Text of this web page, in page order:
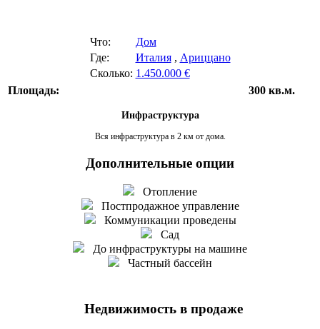
Что:
Дом
Где:
Италия, Ариццано
Сколько: 1.450.000 €
Площадь:
300 кв.м.
Инфраструктура
Вся инфраструктура в 2 км от дома.
Дополнительные опции
Отопление
Постпродажное управление
Коммуникации проведены
Сад
До инфраструктуры на машине
Частный бассейн
Недвижимость в продаже